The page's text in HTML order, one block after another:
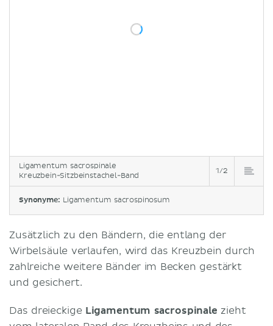
Ligamentum sacrospinale
Kreuzbein-Sitzbeinstachel-Band
1/2
Synonyme: Ligamentum sacrospinosum
Zusätzlich zu den Bändern, die entlang der
Wirbelsäule verlaufen, wird das Kreuzbein durch
zahlreiche weitere Bänder im Becken gestärkt
und gesichert.
Das dreieckige Ligamentum sacrospinale zieht